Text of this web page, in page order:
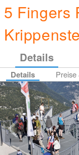
5 Fingers
Details
Details Preise